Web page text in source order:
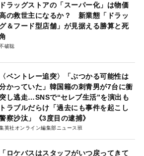
ドラッグストアの「スーパー化」は物価
の救世主になるか？ 新業態「ドラッ
グ＆フード型店舗」が見据える勝算と死
破聡
〈ベントレー追突〉「ぶつかる可能性は
かっていた」韓国籍の刺青男が7台に衝
突し逃走…SNSで“セレブ生活”を演出も
トラブルだらけ「過去にも事件を起こし
察沙汰」《3度目の逮捕》
英社オンライン編集部ニュース班
「ロケバスはスタッフがいつ戻ってきて